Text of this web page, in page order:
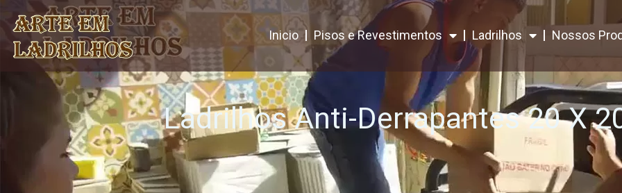
Inicio Pisos e Revestimentos Ladrilhos Nossos
Ladrilhos Anti-Derrapantes 20 X